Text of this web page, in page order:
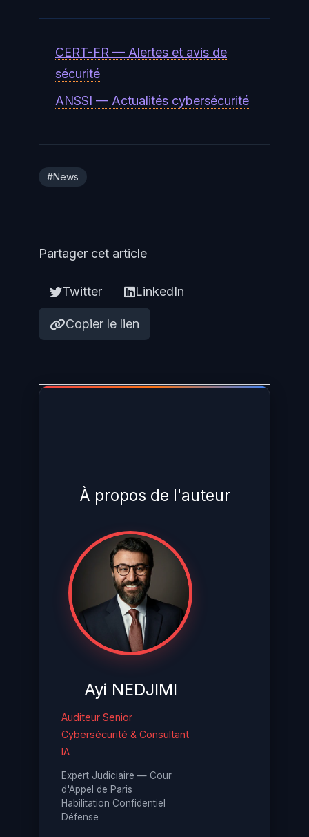
CERT-FR — Alertes et avis de
sécurité
ANSSI — Actualités cybersécurité
#News
Partager cet article
Twitter LinkedIn
Copier le lien
À propos de l'auteur
Ayi NEDJIMI
Auditeur Senior
Cybersécurité & Consultant
IA
Expert Judiciaire — Cour
d'Appel de Paris
Habilitation Confidentiel
Défense